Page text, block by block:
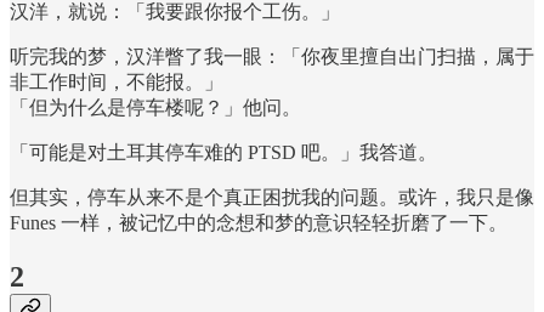
汉洋，就说：「我要跟你报个工伤。」
听完我的梦，汉洋瞥了我一眼：「你夜里擅自出门扫描，属于
非工作时间，不能报。」
「但为什么是停车楼呢？」他问。
「可能是对土耳其停车难的 PTSD 吧。」我答道。
但其实，停车从来不是个真正困扰我的问题。或许，我只是像
Funes 一样，被记忆中的念想和梦的意识轻轻折磨了一下。
2